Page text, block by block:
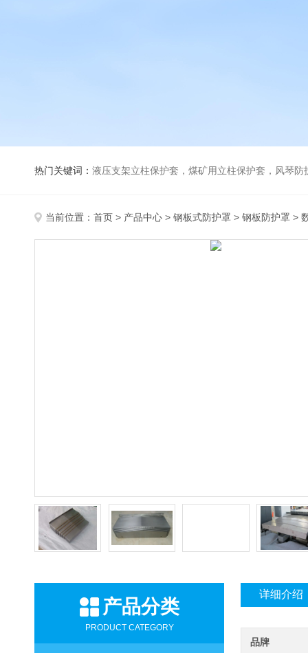
热门关键词： 液压支架立柱保护套，煤矿用立柱保护套，风琴
当前位置： 首页 > 产品中心 > 钢板式防护罩 > 钢板防护罩 >
产品分类
PRODUCT CATEGORY
详细介绍
品牌